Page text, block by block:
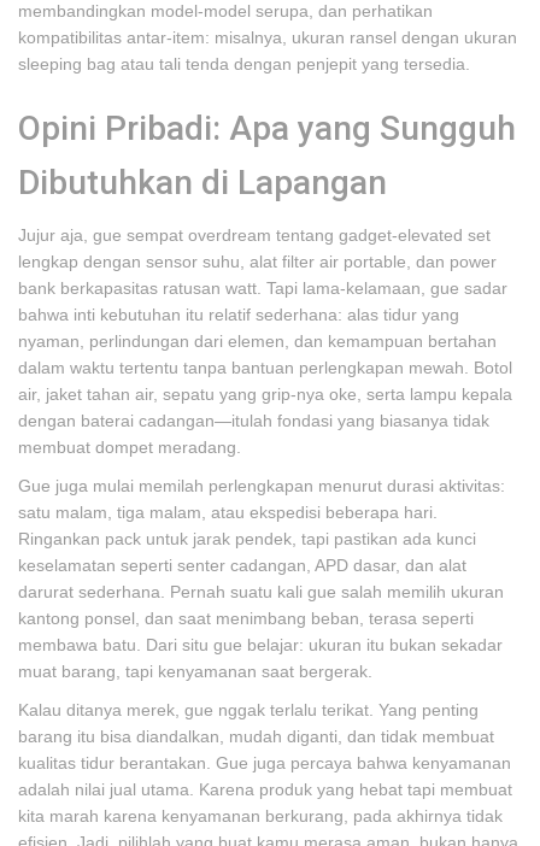
membandingkan model-model serupa, dan perhatikan
kompatibilitas antar-item: misalnya, ukuran ransel dengan ukuran
sleeping bag atau tali tenda dengan penjepit yang tersedia.
Opini Pribadi: Apa yang Sungguh
Dibutuhkan di Lapangan
Jujur aja, gue sempat overdream tentang gadget-elevated set
lengkap dengan sensor suhu, alat filter air portable, dan power
bank berkapasitas ratusan watt. Tapi lama-kelamaan, gue sadar
bahwa inti kebutuhan itu relatif sederhana: alas tidur yang
nyaman, perlindungan dari elemen, dan kemampuan bertahan
dalam waktu tertentu tanpa bantuan perlengkapan mewah. Botol
air, jaket tahan air, sepatu yang grip-nya oke, serta lampu kepala
dengan baterai cadangan—itulah fondasi yang biasanya tidak
membuat dompet meradang.
Gue juga mulai memilah perlengkapan menurut durasi aktivitas:
satu malam, tiga malam, atau ekspedisi beberapa hari.
Ringankan pack untuk jarak pendek, tapi pastikan ada kunci
keselamatan seperti senter cadangan, APD dasar, dan alat
darurat sederhana. Pernah suatu kali gue salah memilih ukuran
kantong ponsel, dan saat menimbang beban, terasa seperti
membawa batu. Dari situ gue belajar: ukuran itu bukan sekadar
muat barang, tapi kenyamanan saat bergerak.
Kalau ditanya merek, gue nggak terlalu terikat. Yang penting
barang itu bisa diandalkan, mudah diganti, dan tidak membuat
kualitas tidur berantakan. Gue juga percaya bahwa kenyamanan
adalah nilai jual utama. Karena produk yang hebat tapi membuat
kita marah karena kenyamanan berkurang, pada akhirnya tidak